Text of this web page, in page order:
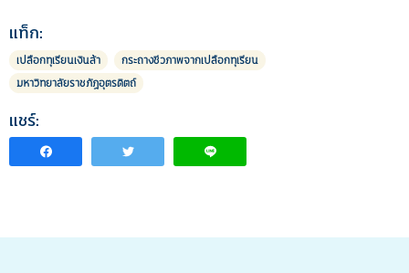
แท็ก:
เปลือกทุเรียนเงินล้า
กระถางชีวภาพจากเปลือกทุเรียน
มหาวิทยาลัยราชภัฏอุตรดิตถ์
แชร์: